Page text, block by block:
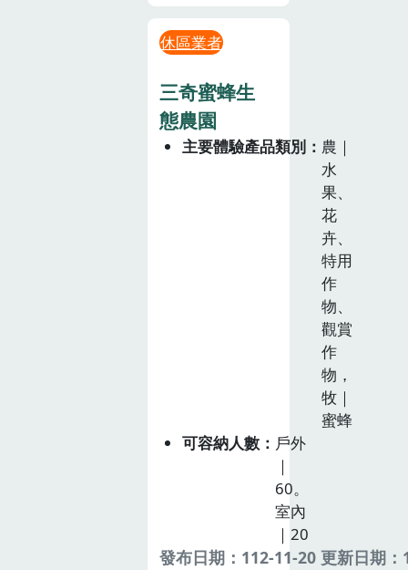
休區業者
三奇蜜蜂生
態農園
主要體驗產品類別
農｜
水
果、
花
卉、
特用
作
物、
觀賞
作
物，
牧｜
蜜蜂
可容納人數
戶外
｜
60。
室內
｜20
發布日期：112-11-20 更新日期